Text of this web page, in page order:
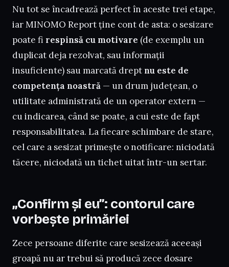
Nu tot se încadrează perfect în aceste trei etape,
iar MINOMO Report ține cont de asta: o sesizare
poate fi respinsă cu motivare (de exemplu un
duplicat deja rezolvat, sau informații
insuficiente) sau marcată drept nu este de
competența noastră — un drum județean, o
utilitate administrată de un operator extern —
cu indicarea, când se poate, a cui este de fapt
responsabilitatea. La fiecare schimbare de stare,
cel care a sesizat primește o notificare: niciodată
tăcere, niciodată un tichet uitat într-un sertar.
„Confirm și eu”: contorul care
vorbește primăriei
Zece persoane diferite care sesizează aceeași
groapă nu ar trebui să producă zece dosare